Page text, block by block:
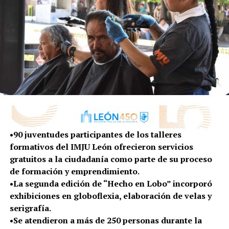
carriles de circulación.
-Longitud total de 623.2 metros.
-Construcción de vialidades laterales.
-Rehabilitación de la ciclovía.
-Colocación de alumbrado LED.
-Rescate de la imagen urbana.
-Reubicación de instalaciones de drenaje sanitario y
pluvial.
Esto se logró gracias a la inversión de 327.8 millones de
pesos, provenientes de recurso estatal.
Durante la ceremonia de entrega, también se
destacaron los trabajos de la primera etapa del Bulevar
Perdigón, que abonará a la fluidez vial de la zona.
El evento contó con la presencia del gobernador del
estado de Guanajuato, Diego Sinhue Rodríguez Vallejo,
quien realizó, junto con el alcalde, la apertura oficial de
•90 juventudes participantes de los talleres
formativos del IMJU León ofrecieron servicios
gratuitos a la ciudadanía como parte de su proceso
de formación y emprendimiento.
•La segunda edición de “Hecho en Lobo” incorporó
exhibiciones en globoflexia, elaboración de velas y
serigrafía.
•Se atendieron a más de 250 personas durante la